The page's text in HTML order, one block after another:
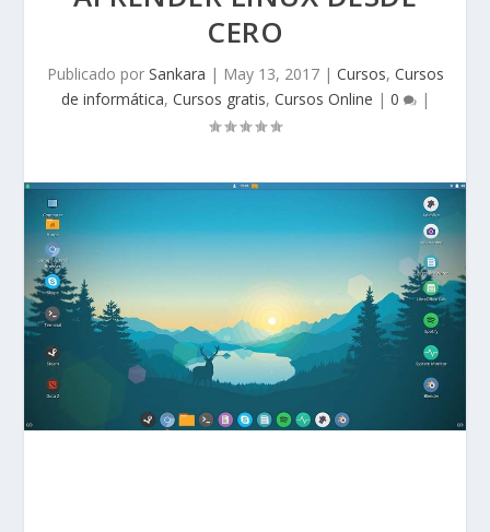
CERO
Publicado por Sankara | May 13, 2017| Cursos, Cursos
de informática, Cursos gratis, Cursos Online | 0 |